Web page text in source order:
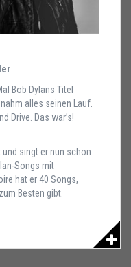
Bob Dylans Titel
alles seinen Lauf.
Drive. Das war’s!
singt er nun schon
Songs mit
hat er 40 Songs,
Besten gibt.